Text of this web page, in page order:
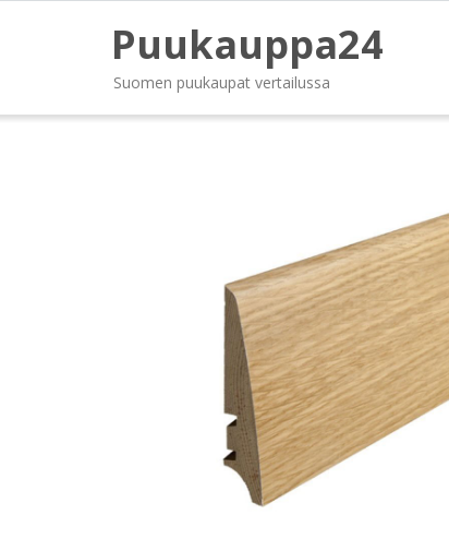
Puukauppa24
Suomen puukaupat vertailussa